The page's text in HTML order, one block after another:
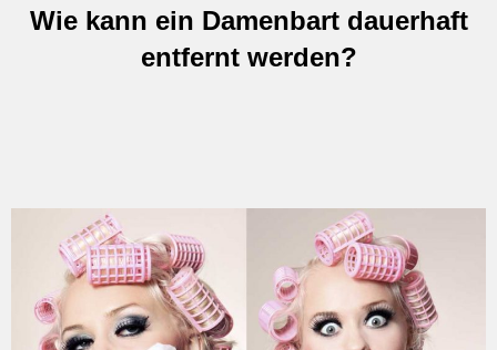
Wie kann ein Damenbart dauerhaft
entfernt werden?